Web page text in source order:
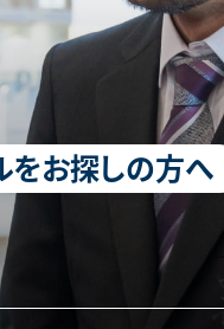
をお探しの方へ